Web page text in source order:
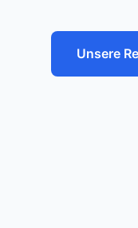
Unsere